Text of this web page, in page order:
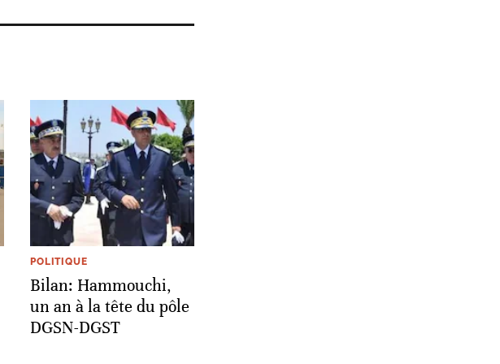
POLITIQUE
Bilan: Hammouchi,
un an à la tête du pôle
DGSN-DGST